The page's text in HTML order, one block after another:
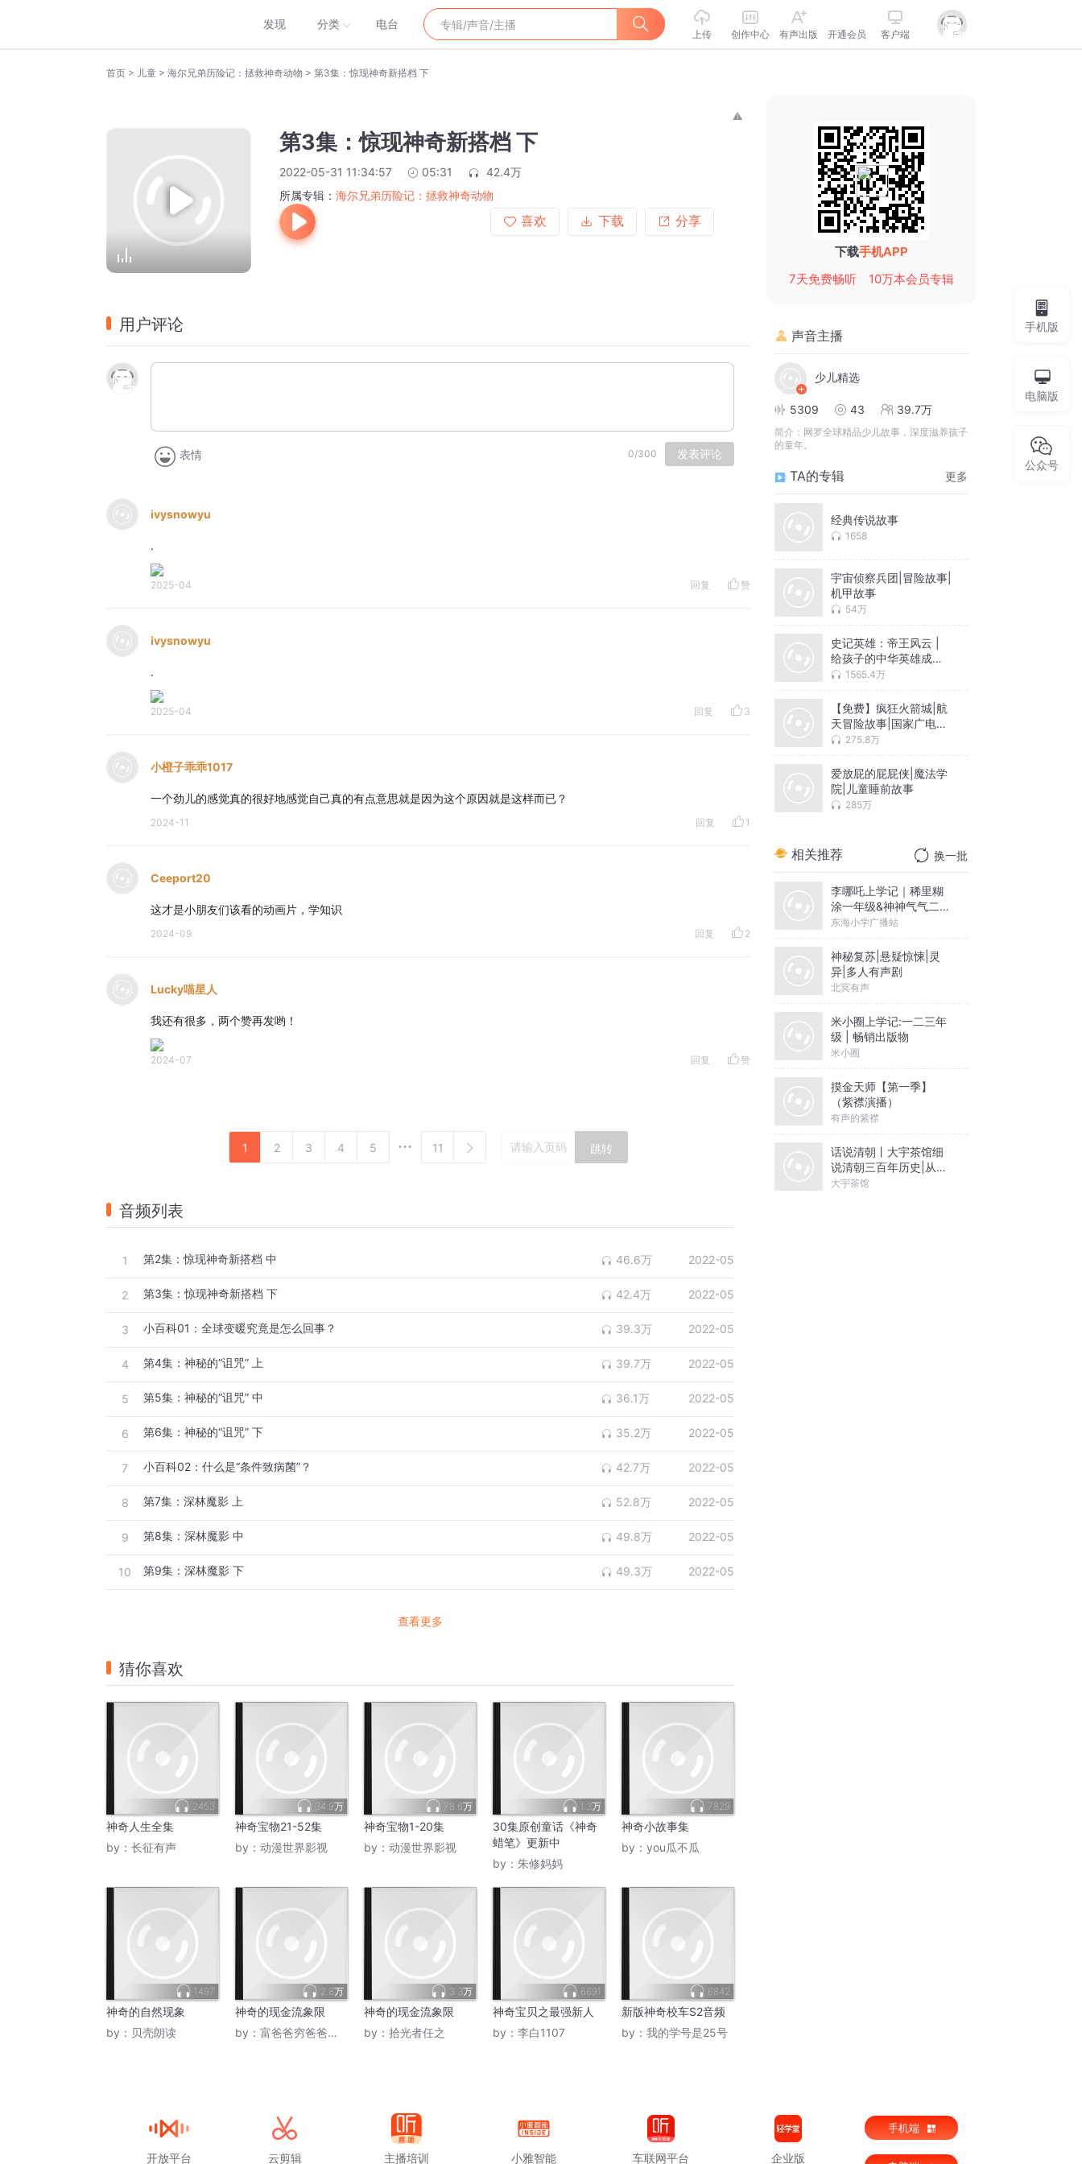
发现 分类 电台
上传 创作中心 有声出版 开通会员 客户端
首页 > 儿童 > 海尔兄弟历险记：拯救神奇动物 > 第3集：惊现神奇新搭档 下
第3集：惊现神奇新搭档 下
2022-05-31 11:34:57 05:31
42.4万
所属专辑： 海尔兄弟历险记：拯救神奇动物
喜欢
下载 分享
用户评论
表情 0/300 发表评论
ivysnowyu
.
2025-04 回复 赞
ivysnowyu
.
2025-04 回复 3
小橙子乖乖1017
一个劲儿的感觉真的很好地感觉自己真的有点意思就是因为这个原因就是这样而已？
2024-11 回复 1
Ceeport20
这才是小朋友们该看的动画片，学知识
2024-09 回复 2
Lucky喵星人
我还有很多，两个赞再发哟！
2024-07 回复 赞
1 2 3 4 5 11 跳转
音频列表
1 第2集：惊现神奇新搭档 中 46.6万 2022-05
2 第3集：惊现神奇新搭档 下 42.4万 2022-05
3 小百科01：全球变暖究竟是怎么回事？ 39.3万 2022-05
4 第4集：神秘的“诅咒” 上 39.7万 2022-05
5 第5集：神秘的“诅咒” 中 36.1万 2022-05
6 第6集：神秘的“诅咒” 下 35.2万 2022-05
7 小百科02：什么是“条件致病菌”？ 42.7万 2022-05
8 第7集：深林魔影 上 52.8万 2022-05
9 第8集：深林魔影 中 49.8万 2022-05
10 第9集：深林魔影 下 49.3万 2022-05
查看更多
猜你喜欢
2453
神奇人生全集
by： 长征有声
34.9万
神奇宝物21-52集
by： 动漫世界影视
78.6万
神奇宝物1-20集
by： 动漫世界影视
1.3万
30集原创童话《神奇
蜡笔》更新中
by： 朱修妈妈
7829
神奇小故事集
by： you瓜不瓜
1497
神奇的自然现象
by： 贝壳朗读
2.8万
神奇的现金流象限
by： 富爸爸穷爸爸任之
3.3万
神奇的现金流象限
by： 拾光者任之
6691
神奇宝贝之最强新人
by： 李白1107
6842
新版神奇校车S2音频
by： 我的学号是25号
下载手机APP
7天免费畅听
10万本会员专辑
声音主播
少儿精选
5309 43 39.7万
简介： 网罗全球精品少儿故事，深度滋养孩子
的童年。
TA的专辑 更多
经典传说故事
1658
宇宙侦察兵团|冒险故事|
机甲故事
54万
史记英雄：帝王风云 |
给孩子的中华英雄成长
史 1565.4万
【免费】疯狂火箭城|航
天冒险故事|国家广电总
局2024年第四季度“全
275.8万
爱放屁的屁屁侠|魔法学
院|儿童睡前故事
285万
相关推荐 换一批
李哪吒上学记｜稀里糊
涂一年级&神神气气二年
级
东海小学广播站
神秘复苏|悬疑惊悚|灵
异|多人有声剧
北冥有声
米小圈上学记:一二三年
级 | 畅销出版物
米小圈
摸金天师【第一季】
（紫襟演播）
有声的紫襟
话说清朝丨大宇茶馆细
说清朝三百年历史|从努
尔哈赤到末代皇帝溥仪|
大宇茶馆
手机版
电脑版
公众号
开放平台 云剪辑 主播培训 小雅智能 车联网平台 企业版
手机端